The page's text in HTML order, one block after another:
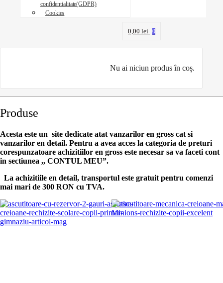
confidentialitate(GDPR)
Cookies
0,00 lei 0
Nu ai niciun produs în coș.
Produse
Acesta este un site dedicate atat vanzarilor en gross cat si
vanzarilor en detail. Pentru a avea acces la categoria de preturi
corespunzatoare achizitiilor en gross este necesar sa va faceti cont
in sectiunea ,, CONTUL MEU”.
La achizitiile en detail, transportul este gratuit pentru comenzi
mai mari de 300 RON cu TVA.